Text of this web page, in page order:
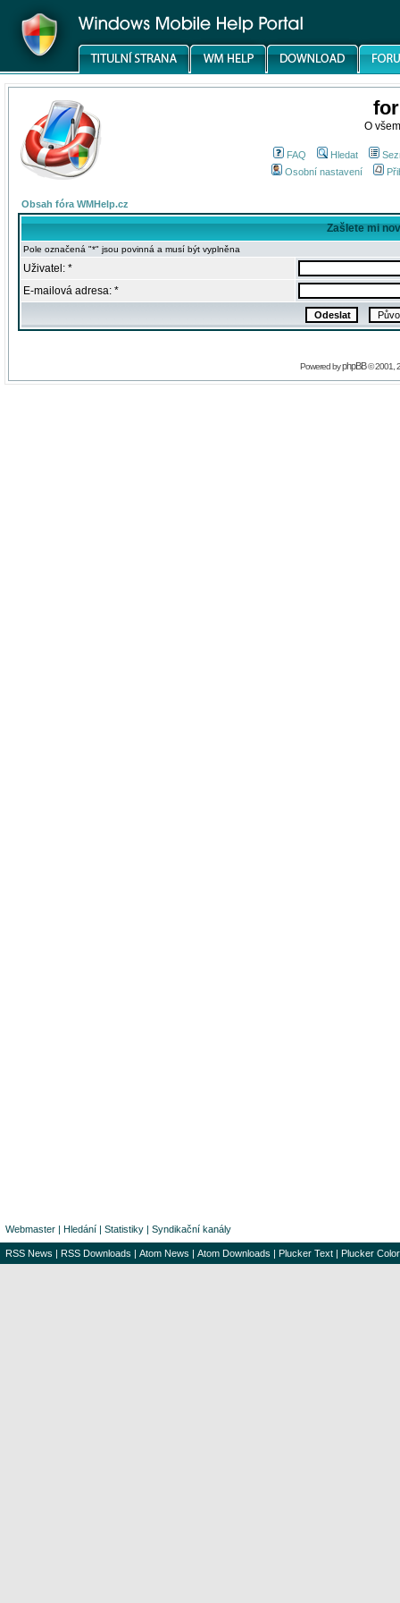
O
FAQ Hledat
Osobní nastavení
Obsah fóra WMHelp.cz
Zašlete mi
Pole označená "*" jsou povinná a musí být vyplněna
Uživatel: *
E-mailová adresa: *
Powered byphpBB© 2001,
Webmaster | Hledání | Statistiky | Syndikační kanály
RSS News | RSS Downloads | Atom News | Atom Downloads | Plucker Text | Plucker Color